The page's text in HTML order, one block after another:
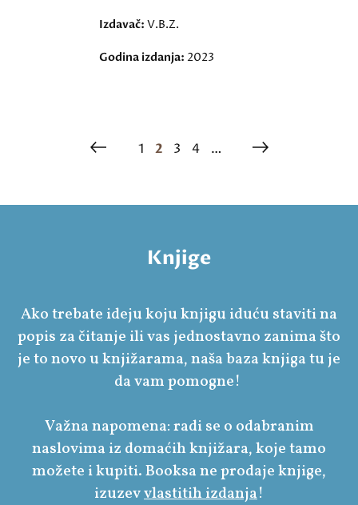
Izdavač: V.B.Z.
Godina izdanja: 2023
1 2 3 4 …
Knjige
Ako trebate ideju koju knjigu iduću staviti na
popis za čitanje ili vas jednostavno zanima što
je to novo u knjižarama, naša baza knjiga tu je
da vam pomogne!
Važna napomena: radi se o odabranim
naslovima iz domaćih knjižara, koje tamo
možete i kupiti. Booksa ne prodaje knjige,
izuzevvlastitih izdanja!